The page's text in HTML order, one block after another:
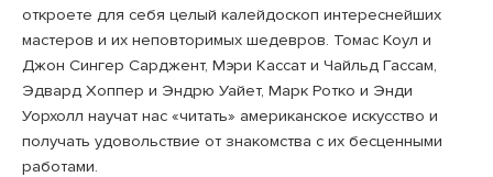
откроете для себя целый калейдоскоп интереснейших
мастеров и их неповторимых шедевров. Томас Коул и
Джон Сингер Сарджент, Мэри Кассат и Чайльд Гассам,
Эдвард Хоппер и Эндрю Уайет, Марк Ротко и Энди
Уорхолл научат нас «читать» американское искусство и
получать удовольствие от знакомства с их бесценными
работами.